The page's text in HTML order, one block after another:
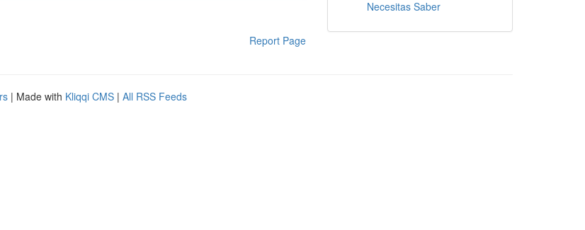
Report Page
Necesitas Saber
| Made with Kliqqi CMS | All RSS Feeds